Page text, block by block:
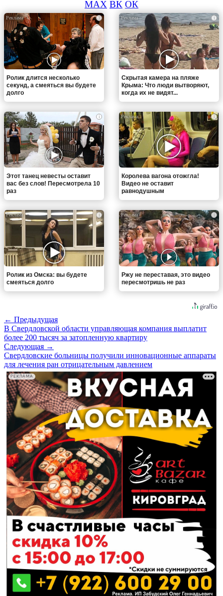
MAX ВК ОК
i
Ролик длится несколько
секунд, а смеяться вы будете
долго
i
Скрытая камера на пляже
Крыма: Что люди вытворяют,
когда их не видят...
i
Этот танец невесты оставит
вас без слов! Пересмотрела 10
раз
i
Королева вагона отожгла!
Видео не оставит
равнодушным
i
Ролик из Омска: вы будете
смеяться долго
i
Ржу не переставая, это видео
пересмотришь не раз
← Предыдущая
В Свердловской области управляющая компания выплатит
более 200 тысяч за затопленную квартиру
Следующая →
Свердловские больницы получили инновационные аппараты
для лечения ран отрицательным давлением
РЕКЛАМА